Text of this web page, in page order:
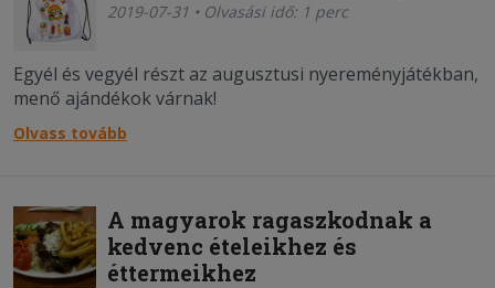
2019-07-31 • Olvasási idő: 1 perc
Egyél és vegyél részt az augusztusi nyereményjátékban,
menő ajándékok várnak!
Olvass tovább
A magyarok ragaszkodnak a
kedvenc ételeikhez és
éttermeikhez